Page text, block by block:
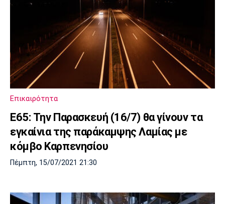
Επικαιρότητα
Ε65: Την Παρασκευή (16/7) θα γίνουν τα
εγκαίνια της παράκαμψης Λαμίας με
κόμβο Καρπενησίου
Πέμπτη, 15/07/2021 21:30